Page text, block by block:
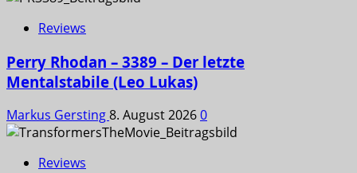
Reviews
Perry Rhodan – 3389 – Der letzte
Mentalstabile (Leo Lukas)
Markus Gersting8. August 20260
Reviews